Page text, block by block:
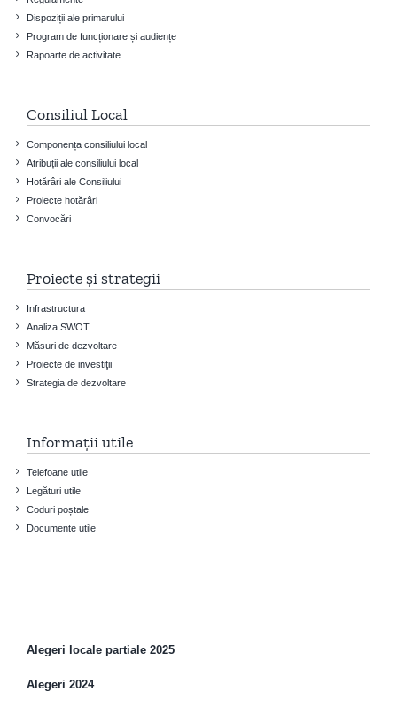
Dispoziții ale primarului
Program de funcționare și audiențe
Rapoarte de activitate
Consiliul Local
Componența consiliului local
Atribuții ale consiliului local
Hotărâri ale Consiliului
Proiecte hotărâri
Convocări
Proiecte și strategii
Infrastructura
Analiza SWOT
Măsuri de dezvoltare
Proiecte de investiţii
Strategia de dezvoltare
Informații utile
Telefoane utile
Legături utile
Coduri poștale
Documente utile
Alegeri locale partiale 2025
Alegeri 2024